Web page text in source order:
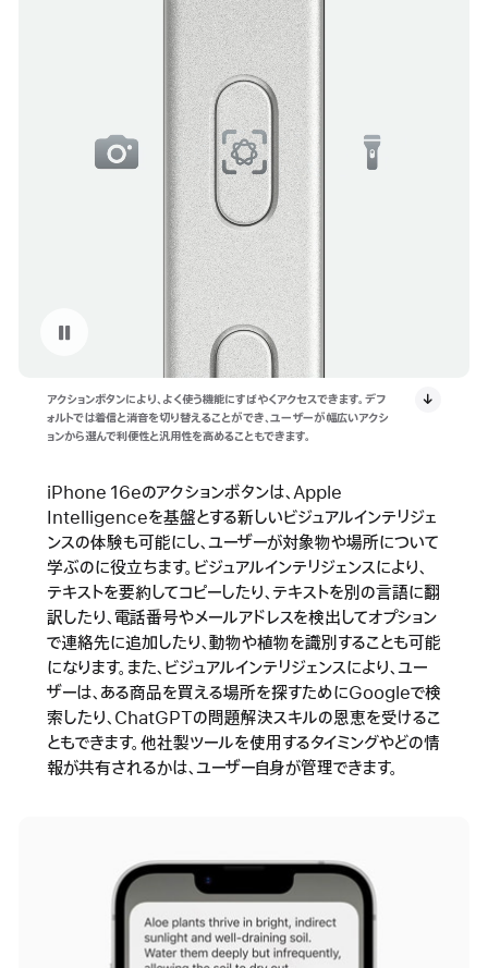
もう一度見る: iPhone 16eのアクションボタン
アクションボタンにより、よく使う機能にすばやくアクセスできます。デフ
ォルトでは着信と消音を切り替えることができ、ユーザーが幅広いアクシ
ョンから選んで利便性と汎用性を高めることもできます。
iPhone 16eのアクションボタンは、Apple
Intelligenceを基盤とする新しいビジュアルインテリジェ
ンスの体験も可能にし、ユーザーが対象物や場所について
学ぶのに役立ちます。ビジュアルインテリジェンスにより、
テキストを要約してコピーしたり、テキストを別の言語に翻
訳したり、電話番号やメールアドレスを検出してオプション
で連絡先に追加したり、動物や植物を識別することも可能
になります。また、ビジュアルインテリジェンスにより、ユー
ザーは、ある商品を買える場所を探すためにGoogleで検
索したり、ChatGPTの問題解決スキルの恩恵を受けるこ
ともできます。他社製ツールを使用するタイミングやどの情
報が共有されるかは、ユーザー自身が管理できます。